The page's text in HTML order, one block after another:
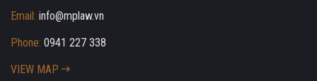
Email: info@mplaw.vn
Phone: 0941 227 338
VIEW MAP